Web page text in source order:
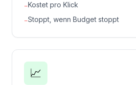
−Kostet pro Klick
−Stoppt, wenn Budget stoppt
📈